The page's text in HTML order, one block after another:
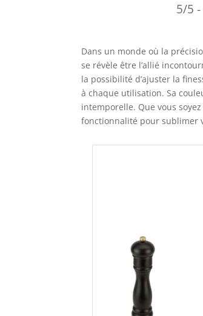
5/5
Dans un monde où la
se révèle être l’allié
la possibilité d’ajuster la
à chaque utilisation. Sa
intemporelle. Que vous
fonctionnalité pour sublimer